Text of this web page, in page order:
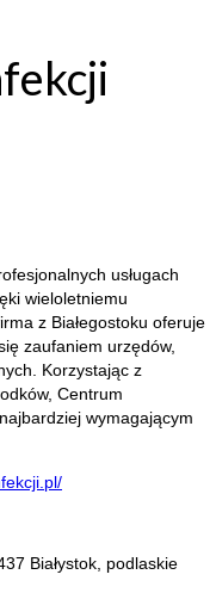
usługach
wieloletniemu
z Białegostoku oferuje
zaufaniem urzędów,
Korzystając z
Centrum
wymagającym
Białystok podlaskie